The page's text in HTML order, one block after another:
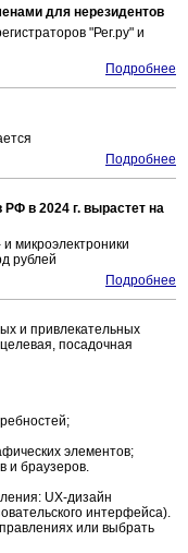
для нерезидентов
"Рег.ру" и
Подробнее
Подробнее
в 2024 г. вырастет на
микроэлектроники
рублей
Подробнее
и привлекательных
посадочная
элементов;
и браузеров.
UX-дизайн
интерфейса).
или выбрать